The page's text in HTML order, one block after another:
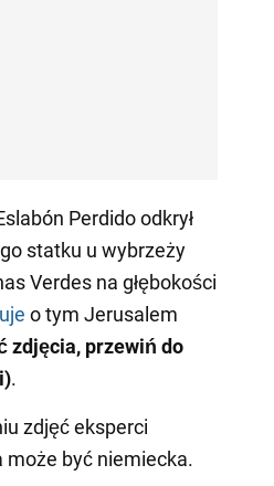
Perdido odkrył
statku u wybrzeży
Verdes na głębokości
o tym Jerusalem
zdjęcia, przewiń do
.
zdjęć eksperci
może być niemiecka.